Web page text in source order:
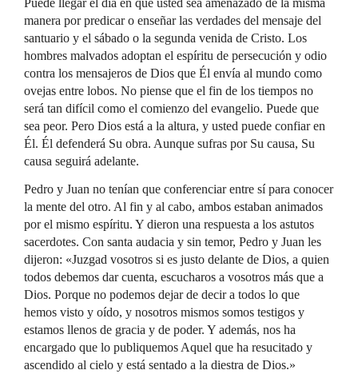
manera por predicar o enseñar las verdades del mensaje del
santuario y el sábado o la segunda venida de Cristo. Los
hombres malvados adoptan el espíritu de persecución y odio
contra los mensajeros de Dios que Él envía al mundo como
ovejas entre lobos. No piense que el fin de los tiempos no
será tan difícil como el comienzo del evangelio. Puede que
sea peor. Pero Dios está a la altura, y usted puede confiar en
Él. Él defenderá Su obra. Aunque sufras por Su causa, Su
causa seguirá adelante.
Pedro y Juan no tenían que conferenciar entre sí para conocer
la mente del otro. Al fin y al cabo, ambos estaban animados
por el mismo espíritu. Y dieron una respuesta a los astutos
sacerdotes. Con santa audacia y sin temor, Pedro y Juan les
dijeron: «Juzgad vosotros si es justo delante de Dios, a quien
todos debemos dar cuenta, escucharos a vosotros más que a
Dios. Porque no podemos dejar de decir a todos lo que
hemos visto y oído, y nosotros mismos somos testigos y
estamos llenos de gracia y de poder. Y además, nos ha
encargado que lo publiquemos Aquel que ha resucitado y
ascendido al cielo y está sentado a la diestra de Dios.»